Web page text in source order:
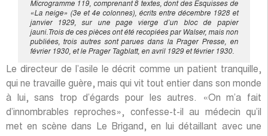
Microgramme 119, comprenant 8 textes, dont des Esquisses de
«La neige» (3e et 4e colonnes), écrits entre décembre 1928 et
janvier 1929, sur une page vierge d’un bloc de papier
jauni.Trois de ces pièces ont été recopiées par Walser, mais non
publiées, trois autres sont parues dans la Prager Presse, en
février 1930, et le Prager Tagblatt, en avril 1929 et février 1930.
Le directeur de l’asile le décrit comme un patient tranquille,
qui ne travaille guère, mais qui vit tout entier dans son monde
à lui, sans trop d’égards pour les autres. «On m’a fait
d’innombrables reproches», confesse-t-il au médecin qu’il
met en scène dans Le Brigand, en lui détaillant avec une